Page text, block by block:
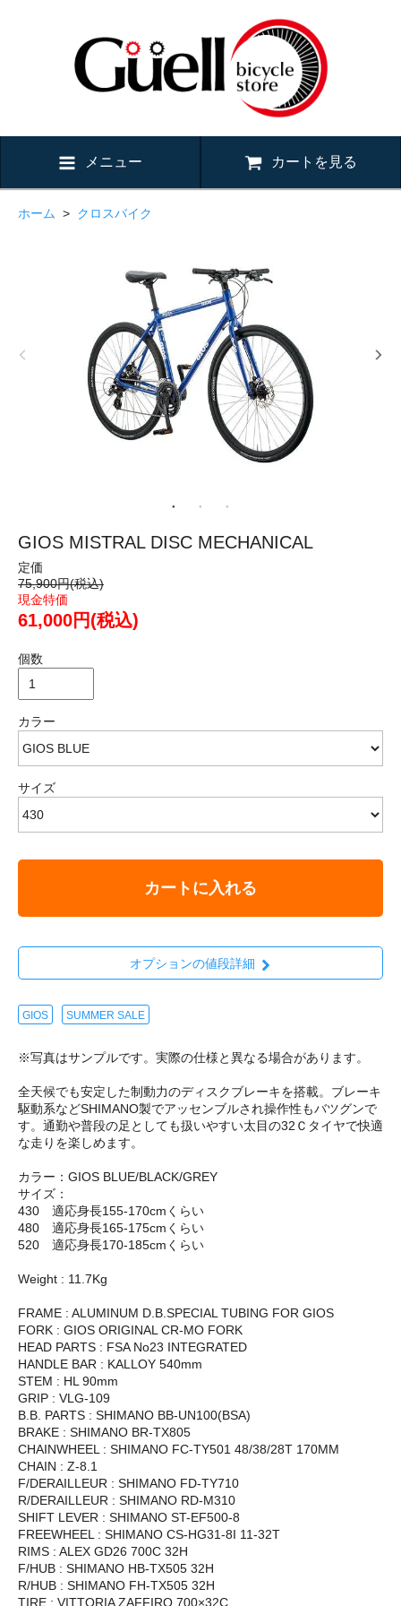
メニュー カートを見る
ホーム > クロスバイク
GIOS MISTRAL DISC MECHANICAL
定価
75,900円(税込)
現金特価
61,000円(税込)
個数
カラー
サイズ
カートに入れる
オプションの値段詳細
GIOS SUMMER SALE
※写真はサンプルです。実際の仕様と異なる場合があります。
全天候でも安定した制動力のディスクブレーキを搭載。ブレーキ
駆動系などSHIMANO製でアッセンブルされ操作性もバツグンで
す。通勤や普段の足としても扱いやすい太目の32Ｃタイヤで快適
な走りを楽しめます。
カラー：GIOS BLUE/BLACK/GREY
サイズ：
430 適応身長155-170cmくらい
480 適応身長165-175cmくらい
520 適応身長170-185cmくらい
Weight : 11.7Kg
FRAME : ALUMINUM D.B.SPECIAL TUBING FOR GIOS
FORK : GIOS ORIGINAL CR-MO FORK
HEAD PARTS : FSA No23 INTEGRATED
HANDLE BAR : KALLOY 540mm
STEM : HL 90mm
GRIP : VLG-109
B.B. PARTS : SHIMANO BB-UN100(BSA)
BRAKE : SHIMANO BR-TX805
CHAINWHEEL : SHIMANO FC-TY501 48/38/28T 170MM
CHAIN : Z-8.1
F/DERAILLEUR : SHIMANO FD-TY710
R/DERAILLEUR : SHIMANO RD-M310
SHIFT LEVER : SHIMANO ST-EF500-8
FREEWHEEL : SHIMANO CS-HG31-8I 11-32T
RIMS : ALEX GD26 700C 32H
F/HUB : SHIMANO HB-TX505 32H
R/HUB : SHIMANO FH-TX505 32H
TIRE : VITTORIA ZAFFIRO 700×32C